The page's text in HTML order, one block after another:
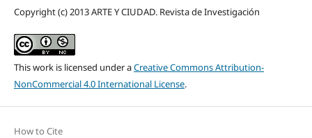
Copyright (c) 2013 ARTE Y CIUDAD. Revista de Investigación
This work is licensed under aCreative Commons Attribution-
NonCommercial 4.0 International License.
How to Cite